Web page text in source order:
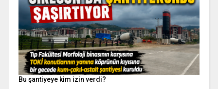
Bu şantiyeye kim izin verdi?